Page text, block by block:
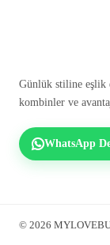
Günlük stiline eşlik
kombinler ve
WhatsApp
© 2026